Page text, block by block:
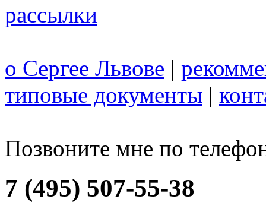
рассылки
о Сергее Львове |
типовые документы |
Позвоните мне по
7 (495) 507-55-38